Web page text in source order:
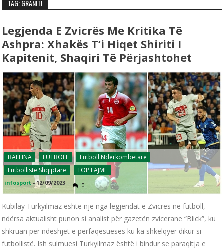
TAG: GRANITI
Legjenda E Zvicrës Me Kritika Të
Ashpra: Xhakës T’i Hiqet Shiriti I
Kapitenit, Shaqiri Të Përjashtohet
BALLINA FUTBOLL
Futboll Ndërkombëtarë
Futbollistë Shqiptarë
TOP LAJME
infosport -12/09/2023 0
Kubilay Turkyilmaz është një nga legjendat e Zvicrës në futboll,
ndërsa aktualisht punon si analist për gazetën zvicerane “Blick”, ku
shkruan për ndeshjet e përfaqësueses ku ka shkëlqyer dikur si
futbollistë. Ish sulmuesi Turkyilmaz është i bindur se paraqitja e